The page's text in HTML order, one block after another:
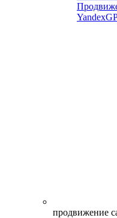
продвижение